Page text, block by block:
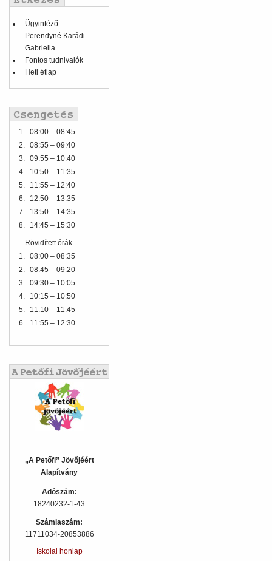
Ügyintéző:
Perendyné Karádi
Gabriella
Fontos tudnivalók
Heti étlap
1. 08:00 – 08:45
2. 08:55 – 09:40
3. 09:55 – 10:40
4.
10:50 – 11:35
5.
11:55 – 12:40
6.
12:50 – 13:35
7.
13:50 – 14:35
8.
14:45 – 15:30
Rövidített órák
1. 08:00 – 08:35
2. 08:45 – 09:20
3. 09:30 – 10:05
4.
10:15 – 10:50
5.
11:10 – 11:45
6.
11:55 – 12:30
„A Petőfi” Jövőjéért
Alapítvány
Adószám:
18240232-1-43
Számlaszám:
11711034-20853886
Iskolai honlap